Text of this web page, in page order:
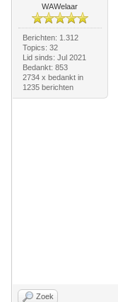
WAWelaar
Berichten: 1.312
Topics: 32
Lid sinds: Jul 2021
Bedankt: 853
2734 x bedankt in
1235 berichten
Zoek